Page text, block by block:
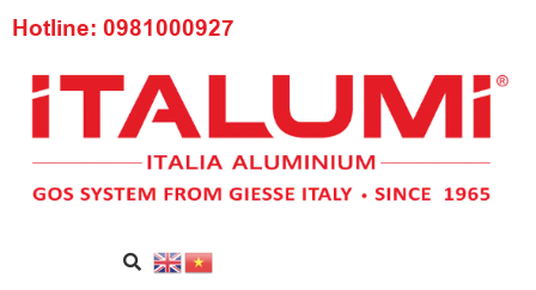
Hotline: 0981000927